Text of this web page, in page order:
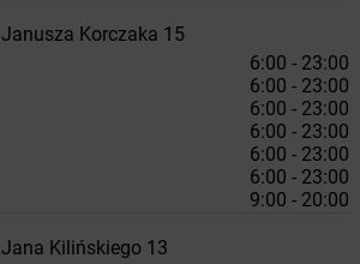
Janusza Korczaka 15
6:00 - 23:00
6:00 - 23:00
6:00 - 23:00
6:00 - 23:00
6:00 - 23:00
6:00 - 23:00
9:00 - 20:00
Jana Kilińskiego 13